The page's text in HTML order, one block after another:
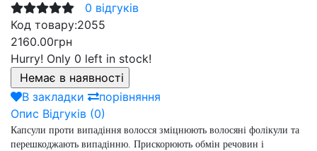
0 відгуків
Код товару:2055
2160.00грн
Hurry! Only 0 left in stock!
В закладки
порівняння
Опис Відгуків (0)
Капсули проти випадіння волосся зміцнюють волосяні фолікули та
перешкоджають випадінню. Прискорюють обмін речовин і